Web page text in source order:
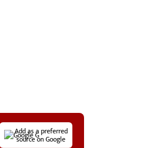
Add as a preferred
source on Google